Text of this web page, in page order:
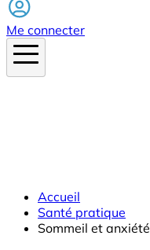
Me connecter
Accueil
Santé pratique
Sommeil et anxiété